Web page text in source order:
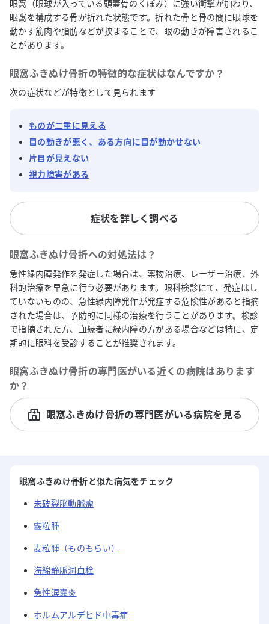
眼窩（眼球が入っている頭蓋骨のくぼみ）に強い衝撃が加わり、
眼窩を構成する骨が折れた状態です。折れた骨と骨の間に眼球を
動かす筋肉や脂肪などが挟まることで、眼の動きが障害されるこ
とがあります。
眼窩ふきぬけ骨折の特徴的な症状はなんですか？
次の症状などが特徴として見られます
ものが二重に見える
目の動きが悪く、ある方向に目が動かせない
片目が見えない
視力障害がある
症状を詳しく調べる
眼窩ふきぬけ骨折への対処法は？
急性緑内障発作を発症した場合は、薬物治療、レーザー治療、外
科的治療を早急に行う必要があります。眼科検診にて、発症はし
ていないものの、急性緑内障発作が発症する危険性があると指摘
された場合は、予防的に同様の治療を行うことがあります。検診
で指摘された方、血縁者に緑内障の方がある場合などは特に、定
期的に眼科を受診することが推奨されます。
眼窩ふきぬけ骨折の専門医がいる近くの病院はあります
か？
眼窩ふきぬけ骨折の専門医がいる病院を見る
眼窩ふきぬけ骨折と似た病気をチェック
未破裂脳動脈瘤
霰粒腫
麦粒腫（ものもらい）
海綿静脈洞血栓
急性涙嚢炎
ホルムアルデヒド中毒症